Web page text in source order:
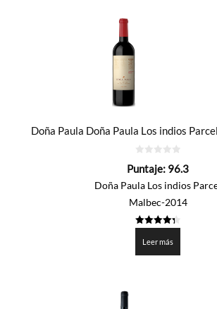
Doña Paula Doña Paula Los indios
de
Puntaje: 96.3
Doña Paula Los indios
Malbec-2014
de 5
Leer más